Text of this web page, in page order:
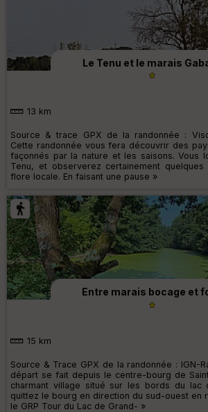
Le Tenu et le marais
13 km
Source & trace GPX de la randonnée :
Cette randonnée vous fera découvrir des
façonnés par la nature et les saisons. Vous
Tenu, et observerez certainement
flore locale. En faisant une pause »
Entre marais bocage et
15 km
Source & Trace GPX de la randonnée : IGN-
départ se fait depuis le centre-bourg de
charmant village situé sur les bords du lac
quittez le bourg en direction du sud-ouest en
le GRP Tour du Lac de Grand- »